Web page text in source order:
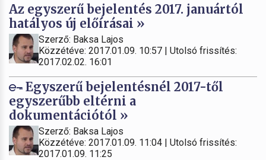
Az egyszerű bejelentés 2017. januártól
hatályos új előírásai »
Szerző: Baksa Lajos
Közzétéve: 2017.01.09. 10:57 | Utolsó frissítés:
2017.02.02. 16:01
Egyszerű bejelentésnél 2017-től
egyszerűbb eltérni a
dokumentációtól »
Szerző: Baksa Lajos
Közzétéve: 2017.01.09. 11:04 | Utolsó frissítés:
2017.01.09. 11:25